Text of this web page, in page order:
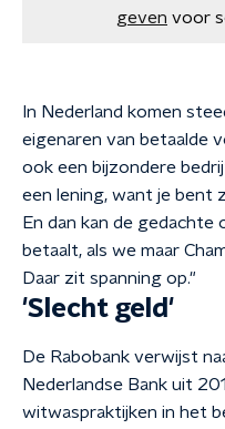
geven voor
In Nederland komen
eigenaren van betaalde
ook een bijzondere
een lening, want je bent
En dan kan de
betaalt, als we maar
Daar zit spanning op."
'Slecht geld'
De Rabobank verwijst
Nederlandse Bank uit
witwaspraktijken in het